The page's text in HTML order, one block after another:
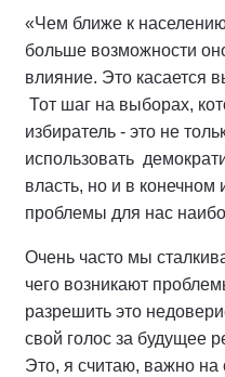
«Чем ближе к
больше возможности
влияние. Это касается
Тот шаг на выборах,
избиратель - это не
использовать
власть, но и в конечном
проблемы для нас
Очень часто мы
чего возникают
разрешить это
свой голос за будущее
Это, я считаю, важно на